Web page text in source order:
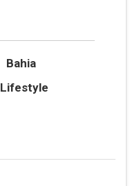
Bahia
Lifestyle